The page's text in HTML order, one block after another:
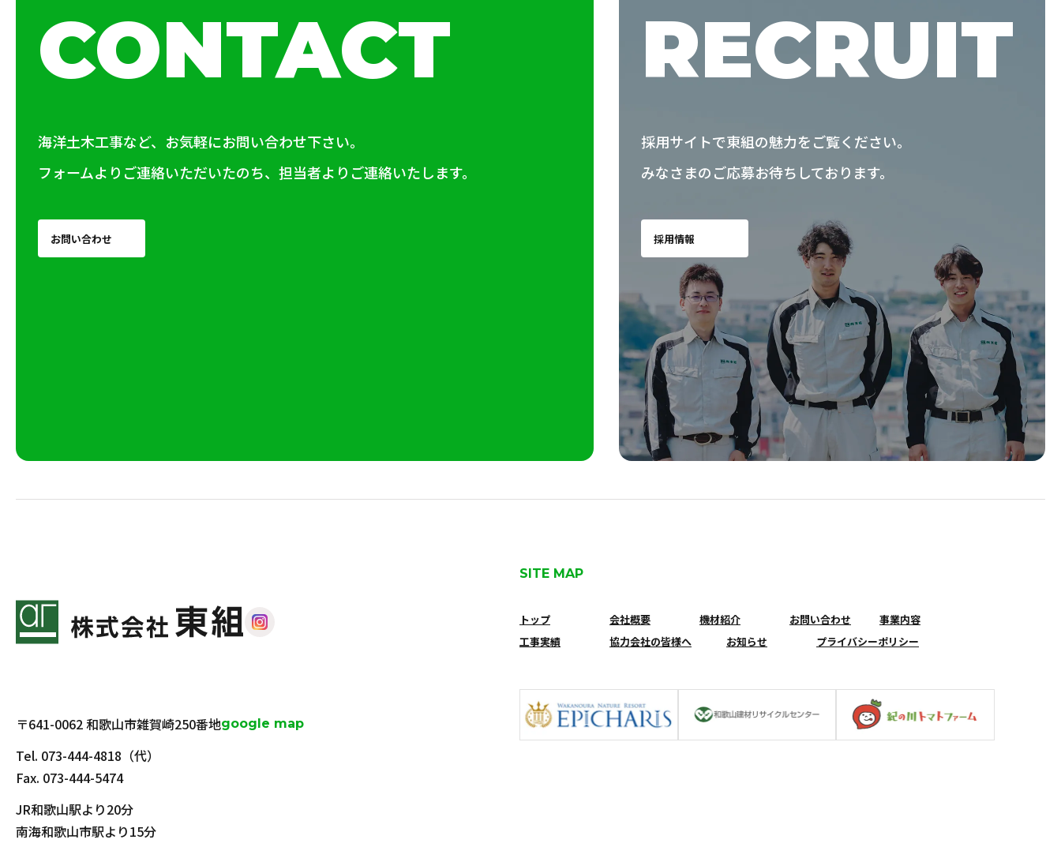
CONTACT
海洋土木工事など、お気軽にお問い合わせ下さい。
フォームよりご連絡いただいたのち、担当者よりご連絡いたします。
お問い合わせ
RECRUIT
採用サイトで東組の魅力をご覧ください。
みなさまのご応募お待ちしております。
採用情報
〒641-0062 和歌山市雑賀崎250番地google map
Tel. 073-444-4818 （代）
Fax. 073-444-5474
JR和歌山駅より20分
南海和歌山市駅より15分
SITE MAP
トップ 会社概要 機材紹介 お問い合わせ
事業内容
工事実績
協力会社の皆様へ お知らせ プライバシーポリシー